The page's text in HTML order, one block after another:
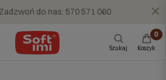
Zadzwoń do nas: 570 571 060 X
Szukaj Koszyk